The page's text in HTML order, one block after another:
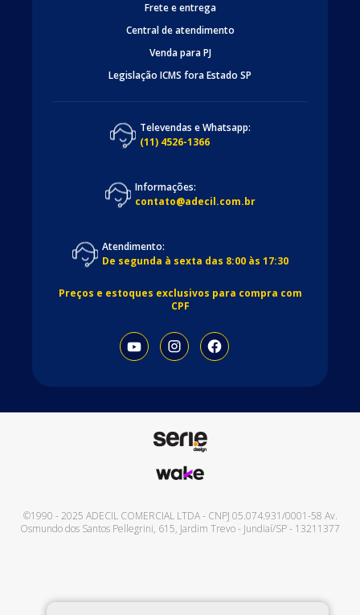
Frete e entrega
Central de atendimento
Venda para PJ
Legislação ICMS fora Estado SP
Televendas e Whatsapp:
(11) 4526-1366
Informações:
contato@adecil.com.br
Atendimento:
De segunda à sexta das 8:00 às 17:30
Preços e estoques exclusivos para compra com
CPF
©1990 - 2025 ADECIL COMERCIAL LTDA- CNPJ 05.074.931/0001-58 Av.
Osmundo dos Santos Pellegrini, 615, Jardim Trevo- Jundiaí/SP- 13211377